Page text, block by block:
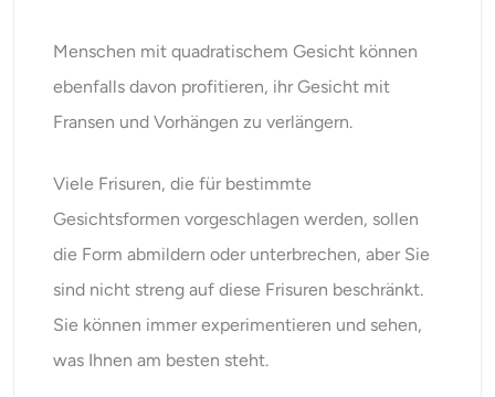
Menschen mit quadratischem Gesicht können
ebenfalls davon profitieren, ihr Gesicht mit
Fransen und Vorhängen zu verlängern.
Viele Frisuren, die für bestimmte
Gesichtsformen vorgeschlagen werden, sollen
die Form abmildern oder unterbrechen, aber Sie
sind nicht streng auf diese Frisuren beschränkt.
Sie können immer experimentieren und sehen,
was Ihnen am besten steht.